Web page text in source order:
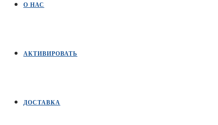
О НАС
АКТИВИРОВАТЬ
ДОСТАВКА